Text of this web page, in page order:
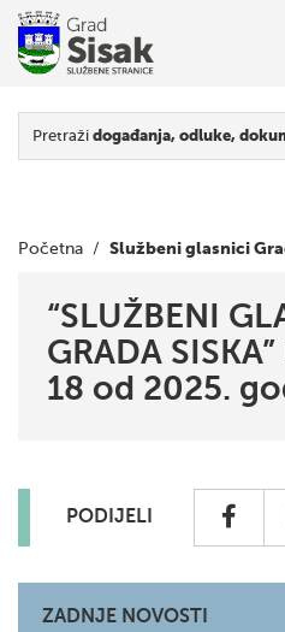
Pretraži događanja, odluke,
Početna / Službeni glasnici
GLASNIK GRADA SISKA” broj 18
“SLUŽBENI
GRADA
18 od 2025.
PODIJELI
ZADNJE NOVOSTI